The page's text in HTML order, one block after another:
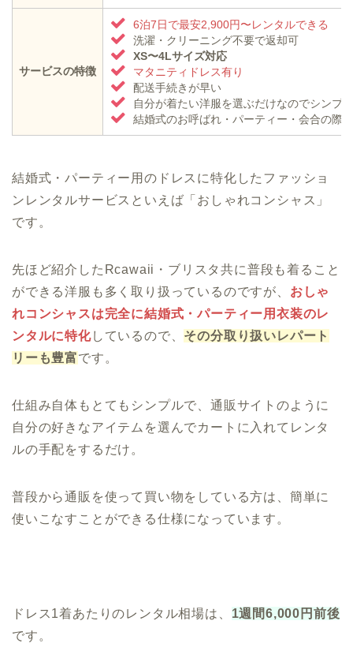
サービスの特徴
6泊7日で最安2,900円〜レンタルできる
洗濯・クリーニング不要で返却可
XS〜4Lサイズ対応
マタニティドレス有り
配送手続きが早い
自分が着たい洋服を選ぶだけなのでシンプ
結婚式のお呼ばれ・パーティー・会合の際
結婚式・パーティー用のドレスに特化したファッショ
ンレンタルサービスといえば「おしゃれコンシャス」
です。
先ほど紹介したRcawaii・ブリスタ共に普段も着ること
ができる洋服も多く取り扱っているのですが、 おしゃ
れコンシャスは完全に結婚式・パーティー用衣装のレ
ンタルに特化しているので、 その分取り扱いレパート
リーも豊富です。
仕組み自体もとてもシンプルで、通販サイトのように
自分の好きなアイテムを選んでカートに入れてレンタ
ルの手配をするだけ。
普段から通販を使って買い物をしている方は、簡単に
使いこなすことができる仕様になっています。
ドレス1着あたりのレンタル相場は、 1週間6,000円前後
です。